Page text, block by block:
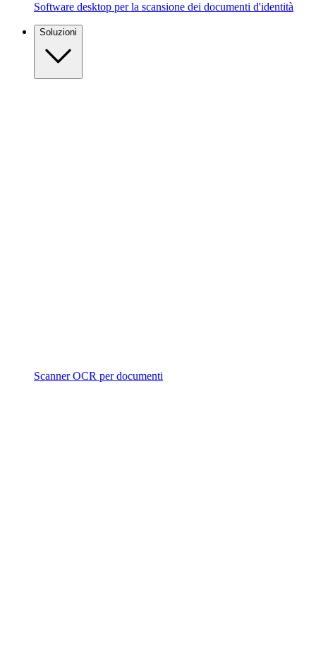
Software desktop per la scansione dei documenti d'identità
Soluzioni
Scanner OCR per documenti